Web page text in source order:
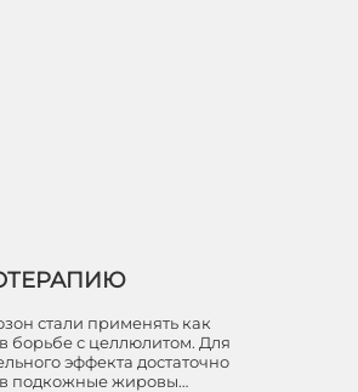
стали применять как
борьбе с целлюлитом. Для
эффекта достаточно
в подкожные жировы…